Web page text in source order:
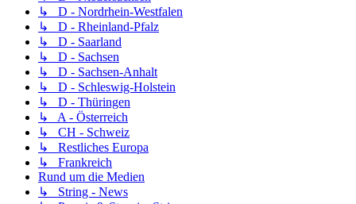
↳ D - Nordrhein-Westfalen
↳ D - Rheinland-Pfalz
↳ D - Saarland
↳ D - Sachsen
↳ D - Sachsen-Anhalt
↳ D - Schleswig-Holstein
↳ D - Thüringen
↳ A - Österreich
↳ CH - Schweiz
↳ Restliches Europa
↳ Frankreich
Rund um die Medien
↳ String - News